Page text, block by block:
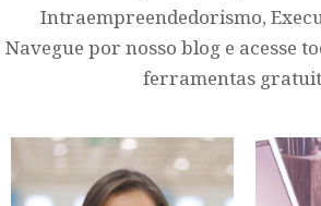
Intraempreendedorismo,
Navegue por nosso blog e acesse
ferramentas